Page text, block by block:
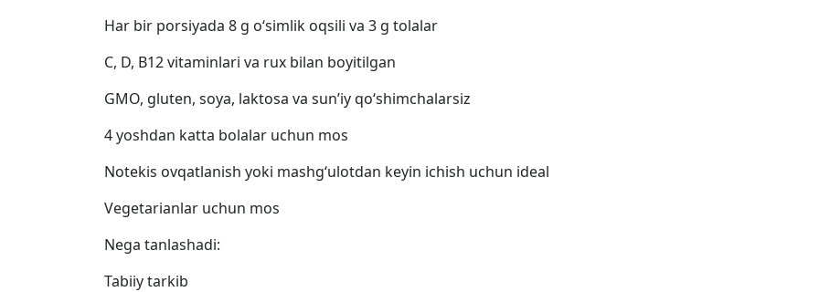
Har bir porsiyada 8 g o‘simlik oqsili va 3 g tolalar
C, D, B12 vitaminlari va rux bilan boyitilgan
GMO, gluten, soya, laktosa va sun’iy qo‘shimchalarsiz
4 yoshdan katta bolalar uchun mos
Notekis ovqatlanish yoki mashg‘ulotdan keyin ichish uchun ideal
Vegetarianlar uchun mos
Nega tanlashadi:
Tabiiy tarkib